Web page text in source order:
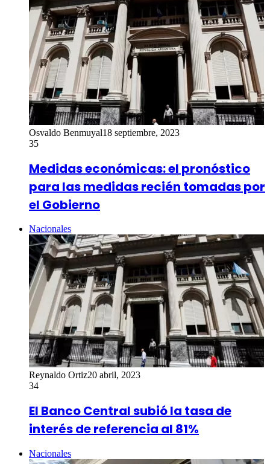
Osvaldo Benmuyal18 septiembre, 2023
35
Medidas económicas: el pronóstico
para las medidas recién tomadas por
el Gobierno
Nacionales
Reynaldo Ortiz20 abril, 2023
34
El Banco Central subió la tasa de
interés de referencia al 81%
Nacionales